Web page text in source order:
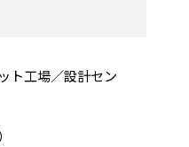
ト工場／設計セン